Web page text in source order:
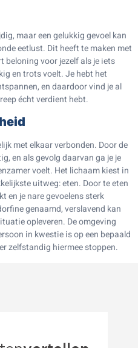
maar een gelukkig gevoel kan
eetlust. Dit heeft te maken met
beloning voor jezelf als je iets
en trots voelt. Je hebt het
en daardoor vind je al
écht verdient hebt.
met elkaar verbonden. Door de
en als gevolg daarvan ga je je
voelt. Het lichaam kiest in
uitweg: eten. Door te eten
en je nare gevoelens sterk
genaamd, verslavend kan
opleveren. De omgeving
in kwestie is op een bepaald
zelfstandig hiermee stoppen.